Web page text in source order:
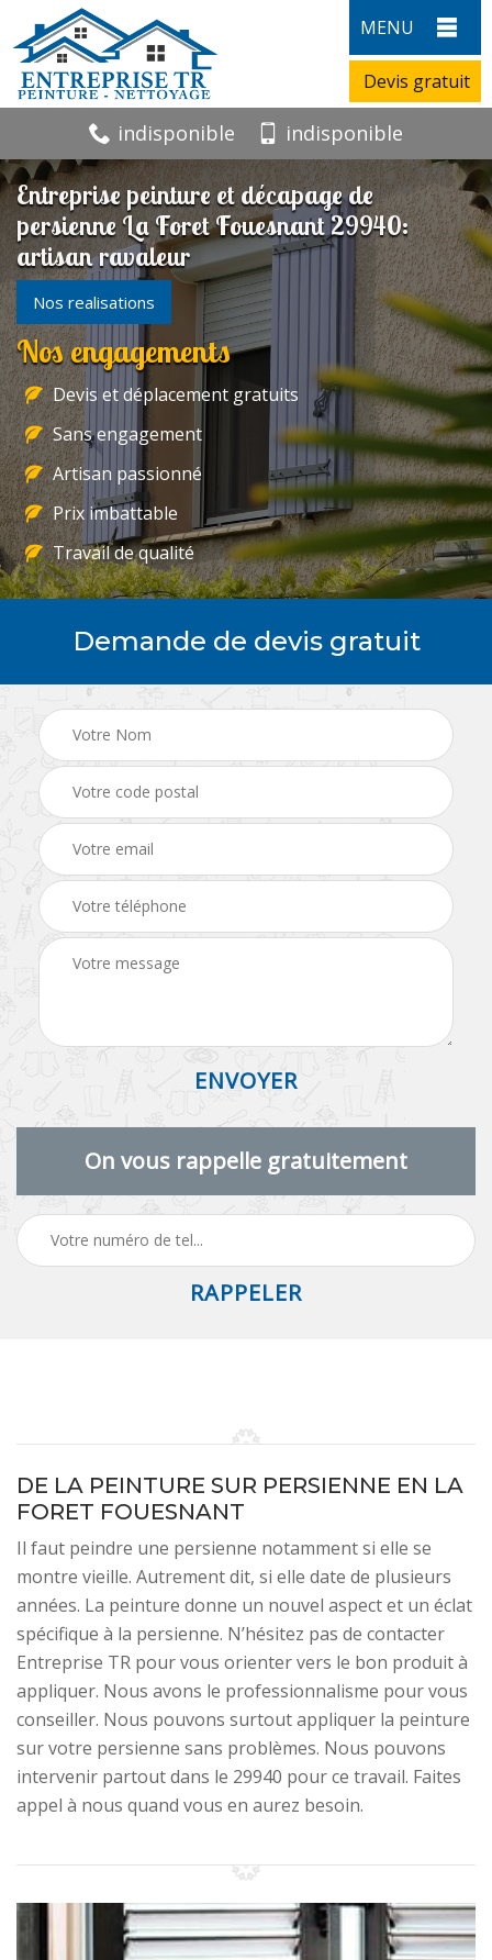
MENU
Devis gratuit
indisponible indisponible
Entreprise peinture et décapage de
persienne La Foret Fouesnant 29940:
artisan ravaleur
Nos realisations
Nos engagements
Devis et déplacement gratuits
Sans engagement
Artisan passionné
Prix imbattable
Travail de qualité
Demande de devis gratuit
On vous rappelle gratuitement
DE LA PEINTURE SUR PERSIENNE EN LA
FORET FOUESNANT
Il faut peindre une persienne notamment si elle se
montre vieille. Autrement dit, si elle date de plusieurs
années. La peinture donne un nouvel aspect et un éclat
spécifique à la persienne. N’hésitez pas de contacter
Entreprise TR pour vous orienter vers le bon produit à
appliquer. Nous avons le professionnalisme pour vous
conseiller. Nous pouvons surtout appliquer la peinture
sur votre persienne sans problèmes. Nous pouvons
intervenir partout dans le 29940 pour ce travail. Faites
appel à nous quand vous en aurez besoin.